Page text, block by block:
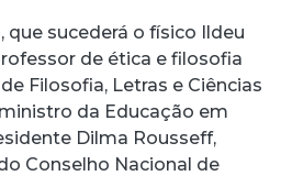
que sucederá o físico Ildeu
de ética e filosofia
Filosofia, Letras e Ciências
da Educação em
Dilma Rousseff,
Conselho Nacional de